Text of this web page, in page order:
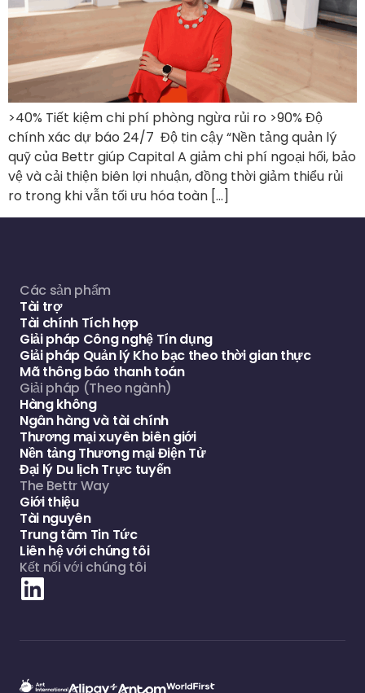
>40% Tiết kiệm chi phí phòng ngừa rủi ro >90% Độ
chính xác dự báo 24/7 Độ tin cậy “Nền tảng quản lý
quỹ của Bettr giúp Capital A giảm chi phí ngoại hối, bảo
vệ và cải thiện biên lợi nhuận, đồng thời giảm thiểu rủi
ro trong khi vẫn tối ưu hóa toàn […]
Các sản phẩm
Tài trợ
Tài chính Tích hợp
Giải pháp Công nghệ Tín dụng
Giải pháp Quản lý Kho bạc theo thời gian thực
Mã thông báo thanh toán
Giải pháp (Theo ngành)
Hàng không
Ngân hàng và tài chính
Thương mại xuyên biên giới
Nền tảng Thương mại Điện Tử
Đại lý Du lịch Trực tuyến
The Bettr Way
Giới thiệu
Tài nguyên
Trung tâm Tin Tức
Liên hệ với chúng tôi
Kết nối với chúng tôi